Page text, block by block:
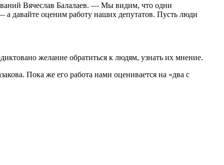
Вячеслав Балалаев. — Мы видим, что одни
давайте оценим работу наших депутатов. Пусть люди
желание обратиться к людям, узнать их мнение.
Пока же его работа нами оценивается на «два с